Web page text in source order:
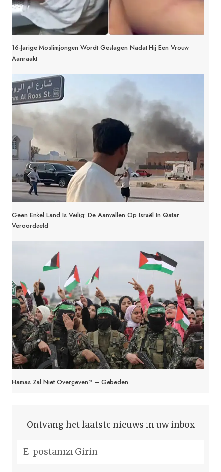
16-Jarige Moslimjongen Wordt Geslagen Nadat Hij Een Vrouw
Aanraakt
Geen Enkel Land Is Veilig: De Aanvallen Op Israël In Qatar
Veroordeeld
Hamas Zal Niet Overgeven? – Gebeden
Ontvang het laatste nieuws in uw inbox